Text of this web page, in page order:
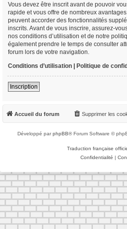
Vous devez être inscrit avant de pouvoir
rapide et vous offre de nombreux
peuvent accorder des fonctionnalités
inscrits. Avant de vous inscrire, assurez-
nos conditions d’utilisation et de notre
également prendre le temps de consulter
forum lors de votre navigation.
Conditions d’utilisation | Politique de
Inscription
Accueil du forum Supprimer les
Développé parphpBB® Forum Software ©
Traduction française
Confidentialité |